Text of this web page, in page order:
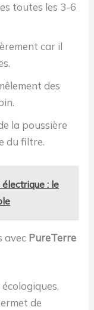
toutes les 3-6
car il
des
la poussière
du filtre.
: le
avec PureTerre
de